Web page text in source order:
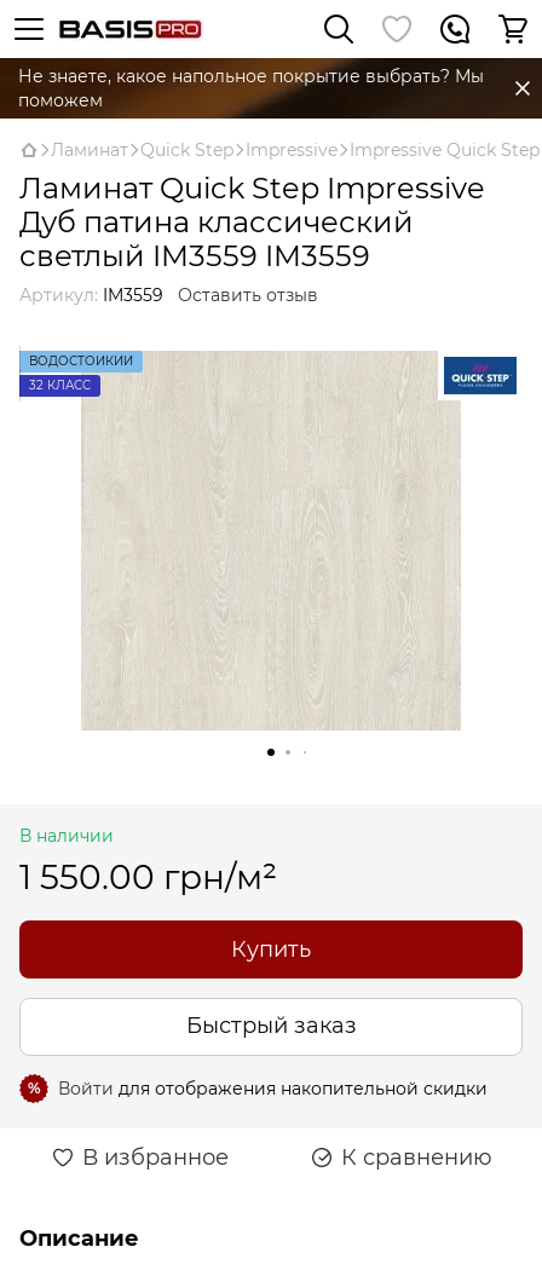
Не знаете, какое напольное покрытие выбрать? Мы
поможем
Ламинат Quick Step Impressive Impressive Quick Step
Ламинат Quick Step Impressive
Дуб патина классический
светлый IM3559 IM3559
Артикул: IM3559 Оставить отзыв
ВОДОСТОЙКИЙ
32 КЛАСС
В наличии
1 550.00 грн/м²
Купить
Быстрый заказ
% Войти для отображения накопительной скидки
В избранное К сравнению
Описание